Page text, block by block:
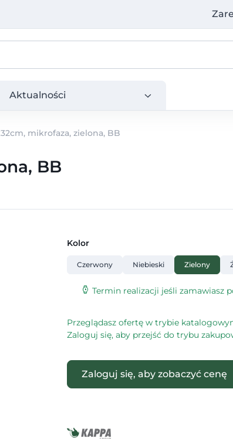
Aktualności
mikrofaza, zielona, BB
BB
Kolor
Czerwony Niebieski Zielony
Termin realizacji jeśli zamawiasz
Przeglądasz ofertę w trybie
Zaloguj się, aby przejść do trybu
Zaloguj się, aby zobaczyć cenę